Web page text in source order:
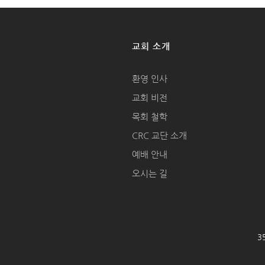
교회 소개
환영 인사
교회 비전
목회 철학
CRC 교단 소개
예배 안내
오시는 길